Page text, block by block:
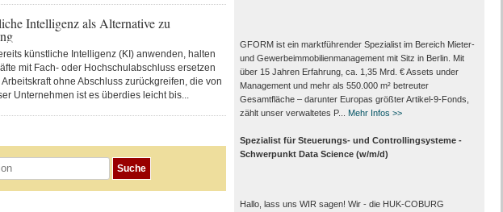
Intelligenz als Alternative zu
künstliche Intelligenz (KI) anwenden, halten
mit Fach- oder Hochschulabschluss ersetzen
ohne Abschluss zurückgreifen, die von
Unternehmen ist es überdies leicht bis...
GFORM ist ein marktführender Spezialist im Bereich Mieter-
und Gewerbeimmobilienmanagement mit Sitz in Berlin. Mit
über 15 Jahren Erfahrung, ca. 1,35 Mrd. € Assets under
Management und mehr als 550.000 m² betreuter
Gesamtfläche – darunter Europas größter Artikel-9-Fonds,
zählt unser verwaltetes P...
Mehr Infos >>
Spezialist für Steuerungs- und Controllingsysteme -
Schwerpunkt Data Science (w/m/d)
Hallo, lass uns WIR sagen! Wir - die HUK-COBURG